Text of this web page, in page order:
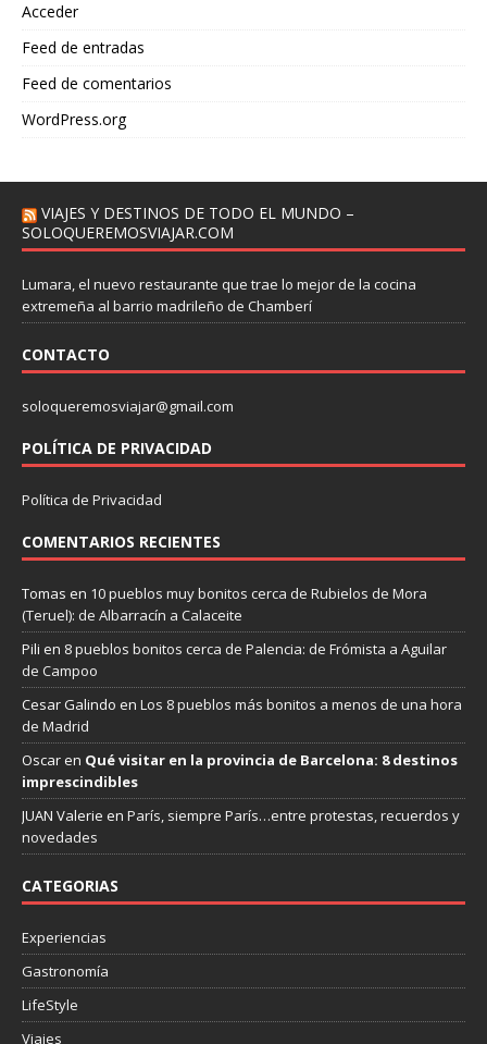
Acceder
Feed de entradas
Feed de comentarios
WordPress.org
VIAJES Y DESTINOS DE TODO EL MUNDO –
SOLOQUEREMOSVIAJAR.COM
Lumara, el nuevo restaurante que trae lo mejor de la cocina
extremeña al barrio madrileño de Chamberí
CONTACTO
soloqueremosviajar@gmail.com
POLÍTICA DE PRIVACIDAD
Política de Privacidad
COMENTARIOS RECIENTES
Tomas en 10 pueblos muy bonitos cerca de Rubielos de Mora
(Teruel): de Albarracín a Calaceite
Pili en 8 pueblos bonitos cerca de Palencia: de Frómista a Aguilar
de Campoo
Cesar Galindo en Los 8 pueblos más bonitos a menos de una hora
de Madrid
Oscaren Qué visitar en la provincia de Barcelona: 8 destinos
imprescindibles
JUAN Valerie en París, siempre París…entre protestas, recuerdos y
novedades
CATEGORIAS
Experiencias
Gastronomía
LifeStyle
Viajes